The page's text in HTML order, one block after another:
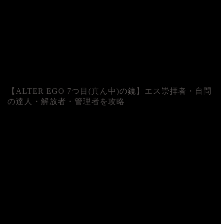
【ALTER EGO 7つ目(真ん中)の鏡】エス崇拝者・自問
の達人・解放者・管理者を攻略